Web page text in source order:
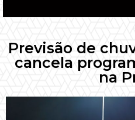
Previsão de
cancela
na